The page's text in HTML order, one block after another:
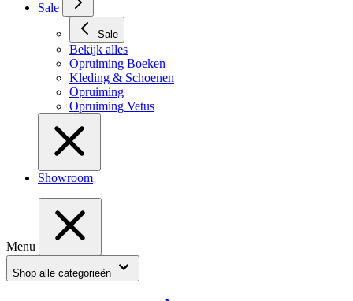
Sale
Sale
Bekijk alles
Opruiming Boeken
Kleding & Schoenen
Opruiming
Opruiming Vetus
Showroom
Menu
Shop alle categorieën